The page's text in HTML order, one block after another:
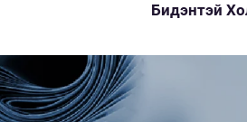
Бидэнтэй